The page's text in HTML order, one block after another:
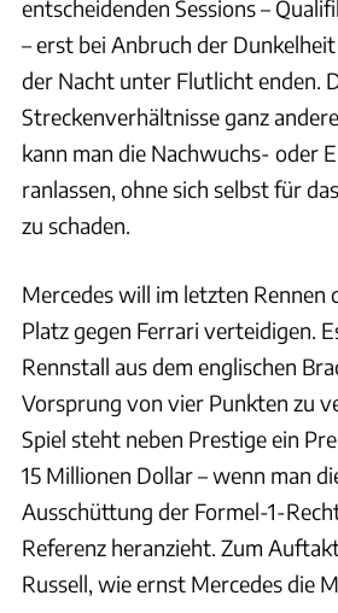
entscheidenden Sessions –
– erst bei Anbruch der
der Nacht unter Flutlicht enden.
Streckenverhältnisse ganz
kann man die Nachwuchs- oder
ranlassen, ohne sich selbst für
zu schaden.
Mercedes will im letzten
Platz gegen Ferrari verteidigen.
Rennstall aus dem englischen
Vorsprung von vier Punkten zu
Spiel steht neben Prestige ein
15 Millionen Dollar – wenn man
Ausschüttung der Formel-1-
Referenz heranzieht. Zum
Russell, wie ernst Mercedes die